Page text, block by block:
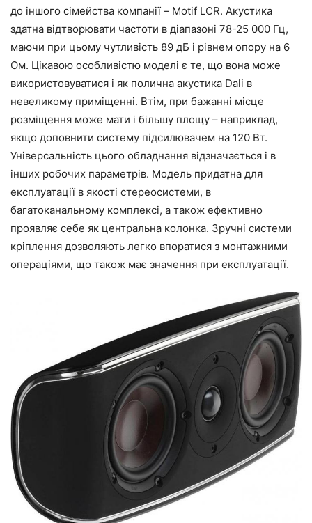
до іншого сімейства компанії – Motif LCR. Акустика
здатна відтворювати частоти в діапазоні 78-25 000 Гц,
маючи при цьому чутливість 89 дБ і рівнем опору на 6
Ом. Цікавою особливістю моделі є те, що вона може
використовуватися і як полична акустика Dali в
невеликому приміщенні. Втім, при бажанні місце
розміщення може мати і більшу площу – наприклад,
якщо доповнити систему підсилювачем на 120 Вт.
Універсальність цього обладнання відзначається і в
інших робочих параметрів. Модель придатна для
експлуатації в якості стереосистеми, в
багатоканальному комплексі, а також ефективно
проявляє себе як центральна колонка. Зручні системи
кріплення дозволяють легко впоратися з монтажними
операціями, що також має значення при експлуатації.